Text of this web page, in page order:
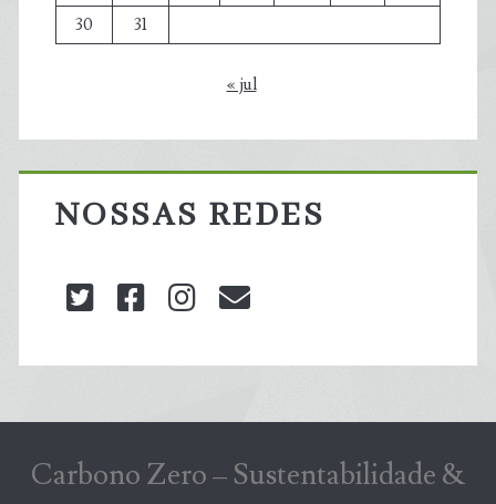
30
31
« jul
NOSSAS REDES
twitterfacebookinstagram
Carbono Zero – Sustentabilidade &